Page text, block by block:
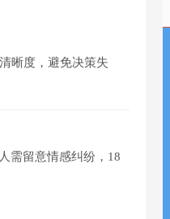
晰度，避免决策失
需留意情感纠纷，18